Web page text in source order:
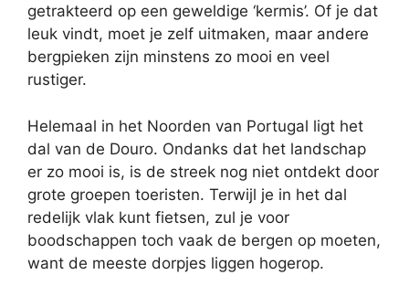
getrakteerd op een geweldige ‘kermis’. Of je dat
leuk vindt, moet je zelf uitmaken, maar andere
bergpieken zijn minstens zo mooi en veel
rustiger.
Helemaal in het Noorden van Portugal ligt het
dal van de Douro. Ondanks dat het landschap
er zo mooi is, is de streek nog niet ontdekt door
grote groepen toeristen. Terwijl je in het dal
redelijk vlak kunt fietsen, zul je voor
boodschappen toch vaak de bergen op moeten,
want de meeste dorpjes liggen hogerop.